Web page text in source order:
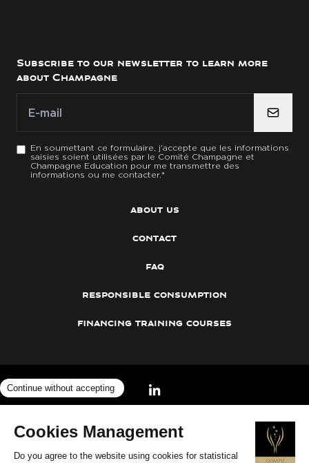
Subscribe to our newsletter to learn more
about Champagne
En soumettant ce formulaire, j'accepte que les informations
saisies soient utilisées par le Comité Champagne et
Champagne Education pour me transmettre des
informations ou me contacter.*
about us
contact
faq
responsible consumption
financing training courses
©2026
— Legal notices
Concours Champagne Spécialiste
— Privacy Policy